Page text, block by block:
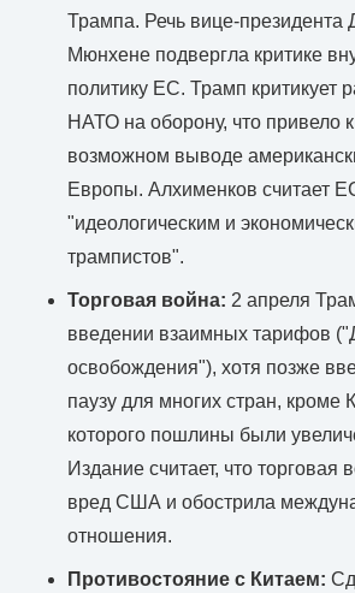
Трампа. Речь вице-президента
Мюнхене подвергла критике
политику ЕС. Трамп критикует
НАТО на оборону, что привело
возможном выводе
Европы. Алхименков считает
"идеологическим и
трампистов".
Торговая война: 2 апреля
введении взаимных тарифов
освобождения"), хотя позже
паузу для многих стран, кроме
которого пошлины были
Издание считает, что торговая
вред США и обострила
отношения.
Противостояние с Китаем: